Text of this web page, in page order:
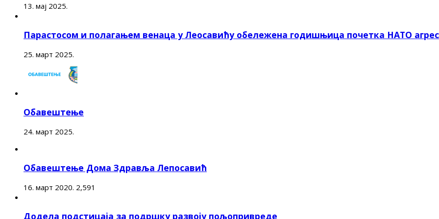
13. мај 2025.
Парастосом и полагањем венаца у Леосавићу обележена годишњица почетка НАТО
25. март 2025.
Обавештење
24. март 2025.
Обавештење Дома Здравља Лепосавић
16. март 2020. 2,591
Додела подстицаја за подршку развоју пољопривреде